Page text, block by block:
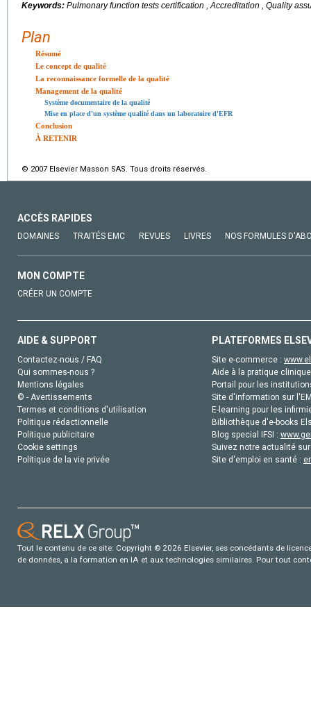
Keywords: Pulmonary function tests certification , Accreditation , Quality
Plan
Résumé
Le concept de qualité
La reconnaissance formelle de la qualité
Management de la qualité
Système documentaire de la qualité
Mise en place d'un système qualité dans un laboratoire d'EFR
Conclusion
À RETENIR
© 2007 Elsevier Masson SAS. Tous droits réservés.
ACCÈS RAPIDES
DOMAINES TRAITÉS EMC REVUES LIVRES NOS FORMULES
MON COMPTE
CRÉER UN COMPTE
AIDE & SUPPORT
Contactez-nous / FAQ
Qui sommes-nous ?
Mentions légales
© - Avertissements
Termes et conditions d'utilisation
Politique rédactionnelle
Politique publicitaire
Cookie settings
Politique de la vie privée
PLATEFORMES
Site e-commerce :
Aide à la pratique
Portail pour les
Site d'information sur
E-learning pour les
Bibliothèque d'e-books
Blog special IFSI :
Suivez notre actualité
Site d'emploi en santé :
Tout le contenu de ce site: Copyright © 2026 Elsevier, ses concédants de
de données, a la formation en IA et aux technologies similaires. Pour tout